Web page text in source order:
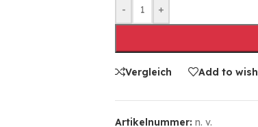
- +
Vergleich Add to
Artikelnummer: n. v.